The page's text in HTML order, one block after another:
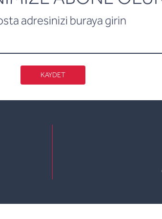
adresinizi buraya girin
KAYDET